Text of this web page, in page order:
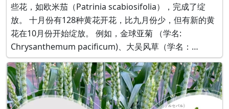
些花，如欧米茄（Patrinia scabiosifolia），完成了绽
放。 十月份有128种黄花开花，比九月份少，但有新的黄
花在10月份开始绽放。 例如，金球亚菊 （学名:
Chrysanthemum pacificum)、大吴风草（学名：
farfgim japonicm）、加拿大一枝黄（学名：Solidago
canadensis v